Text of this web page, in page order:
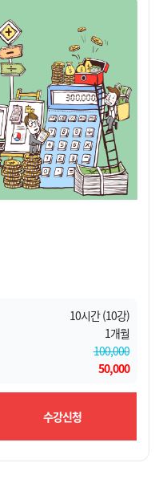
10시간 (10강)
1개월
100,000
50,000
수강신청